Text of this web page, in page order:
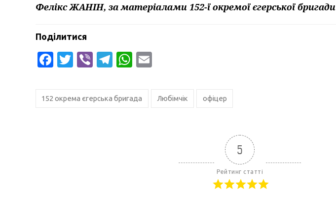
Фелікс ЖАНІН, за матеріалами 152-ї окремої єгерської бригади
Поділитися
Facebook
Twitter
ViberTelegram
WhatsApp
152 окрема єгерська бригада Любімчік офіцер
5
Рейтинг статті